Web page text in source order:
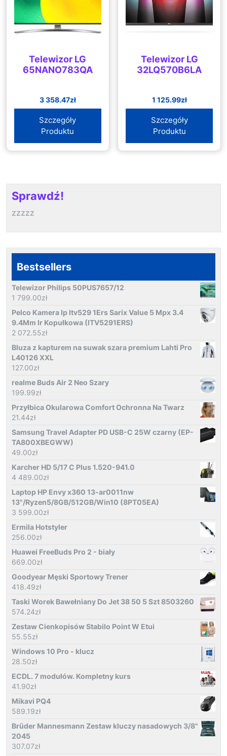
Telewizor LG
65NANO783QA
3 358.47zł
Szczegóły
Produktu
Telewizor LG
32LQ570B6LA
1 125.99zł
Szczegóły
Produktu
Sprawdź!
zzzzz
Bestsellers
Telewizor Philips 50PUS7657/12
1 799.00zł
Pelco Kamera Ip Itv529 1Ers Sarix Value 5 Mpx 3.4
9.4Mm Ir Kopułkowa (ITV5291ERS)
2 072.55zł
Bluza z kapturem na suwak szara premium Lahti Pro
L40126 XXL
127.00zł
realme Buds Air 2 Neo Szary
199.99zł
Przyłbica Okularowa Comfort Ochronna Na Twarz
21.44zł
Samsung Travel Adapter PD USB-C 25W czarny (EP-
TA800XBEGWW)
49.00zł
Karcher HD 5/17 C Plus 1.520-941.0
4 489.00zł
Laptop HP Envy x360 13-ar0011nw
13"/Ryzen5/8GB/512GB/Win10 (8PT05EA)
3 599.00zł
Ermila Hotstyler
256.00zł
Huawei FreeBuds Pro 2 - biały
669.00zł
Goodyear Męski Sportowy Trener
418.49zł
Taski Worek Bawełniany Do Jet 38 50 5 Szt 8503260
574.24zł
Zestaw Cienkopisów Stabilo Point W Etui
55.55zł
Windows 10 Pro - klucz
28.50zł
ECDL. 7 modułów. Kompletny kurs
41.90zł
Mikavi PQ4
589.19zł
Brüder Mannesmann Zestaw kluczy nasadowych 3/8"
2045
307.07zł